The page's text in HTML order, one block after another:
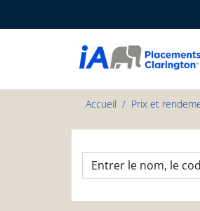
Accueil Prix et